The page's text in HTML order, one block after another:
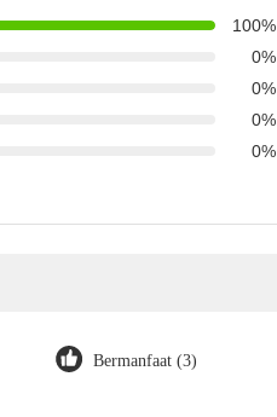
100%
0%
0%
0%
0%
Bermanfaat (3)